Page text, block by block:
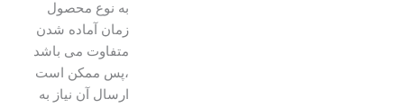
به نوع محصول
زمان آماده شدن
متفاوت می باشد
،پس ممکن است
ارسال آن نیاز به